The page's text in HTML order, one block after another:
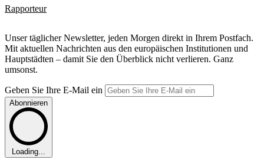
Rapporteur
Unser täglicher Newsletter, jeden Morgen direkt in Ihrem Postfach.
Mit aktuellen Nachrichten aus den europäischen Institutionen und
Hauptstädten – damit Sie den Überblick nicht verlieren. Ganz
umsonst.
Geben Sie Ihre E-Mail ein
Abonnieren
Loading...